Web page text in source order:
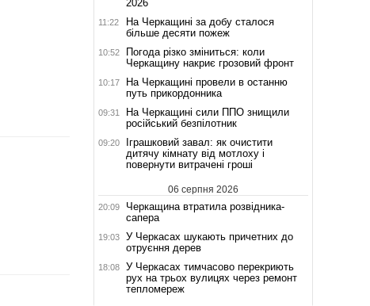
2026
11:22
На Черкащині за добу сталося
більше десяти пожеж
10:52
Погода різко зміниться: коли
Черкащину накриє грозовий фронт
10:17
На Черкащині провели в останню
путь прикордонника
09:31
На Черкащині сили ППО знищили
російський безпілотник
09:20
Іграшковий завал: як очистити
дитячу кімнату від мотлоху і
повернути витрачені гроші
06 серпня 2026
20:09
Черкащина втратила розвідника-
сапера
19:03
У Черкасах шукають причетних до
отруєння дерев
18:08
У Черкасах тимчасово перекриють
рух на трьох вулицях через ремонт
тепломереж